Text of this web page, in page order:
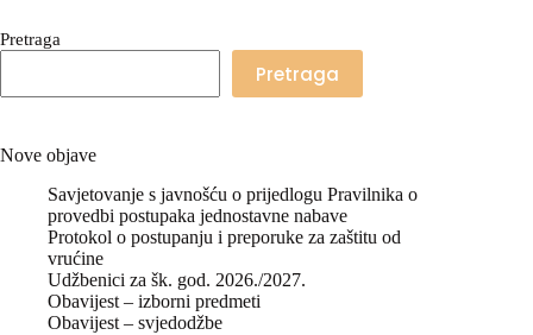
Pretraga
Pretraga
Nove objave
Savjetovanje s javnošću o prijedlogu Pravilnika o
provedbi postupaka jednostavne nabave
Protokol o postupanju i preporuke za zaštitu od
vrućine
Udžbenici za šk. god. 2026./2027.
Obavijest – izborni predmeti
Obavijest – svjedodžbe